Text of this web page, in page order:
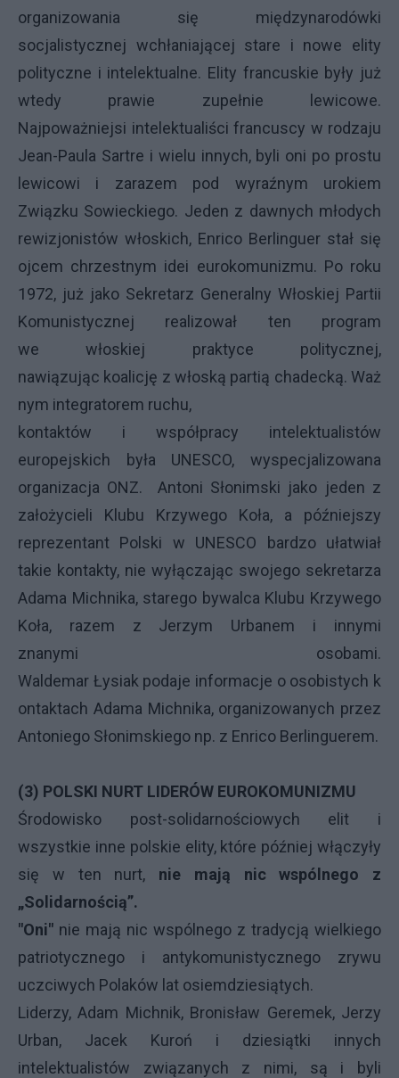
organizowania się międzynarodówki
socjalistycznej wchłaniającej stare i nowe elity
polityczne i intelektualne. Elity francuskie były już
wtedy prawie zupełnie lewicowe.
Najpoważniejsi intelektualiści francuscy w rodzaju
Jean-Paula Sartre i wielu innych, byli oni po prostu
lewicowi i zarazem pod wyraźnym urokiem
Związku Sowieckiego. Jeden z dawnych młodych
rewizjonistów włoskich, Enrico Berlinguer stał się
ojcem chrzestnym idei eurokomunizmu. Po roku
1972, już jako Sekretarz Generalny Włoskiej Partii
Komunistycznej realizował ten program
we włoskiej praktyce politycznej,
nawiązując koalicję z włoską partią chadecką. Waż
nym integratorem ruchu,
kontaktów i współpracy intelektualistów
europejskich była UNESCO, wyspecjalizowana
organizacja ONZ. Antoni Słonimski jako jeden z
założycieli Klubu Krzywego Koła, a późniejszy
reprezentant Polski w UNESCO bardzo ułatwiał
takie kontakty, nie wyłączając swojego sekretarza
Adama Michnika, starego bywalca Klubu Krzywego
Koła, razem z Jerzym Urbanem i innymi
znanymi osobami.
Waldemar Łysiak podaje informacje o osobistych k
ontaktach Adama Michnika, organizowanych przez
Antoniego Słonimskiego np. z Enrico Berlinguerem.
(3) POLSKI NURT LIDERÓW EUROKOMUNIZMU
Środowisko post-solidarnościowych elit i
wszystkie inne polskie elity, które później włączyły
się w ten nurt, nie mają nic wspólnego z
„Solidarnością”.
"Oni" nie mają nic wspólnego z tradycją wielkiego
patriotycznego i antykomunistycznego zrywu
uczciwych Polaków lat osiemdziesiątych.
Liderzy, Adam Michnik, Bronisław Geremek, Jerzy
Urban, Jacek Kuroń i dziesiątki innych
intelektualistów związanych z nimi, są i byli